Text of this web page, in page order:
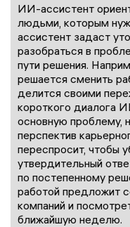
ИИ-ассистент
людьми, которым
ассистент задаст
разобраться в
пути решения.
решается сменить
делится своими
короткого диалога
основную проблему,
перспектив
переспросит, чтобы
утвердительный
по постепенному
работой предложит
компаний и
ближайшую неделю.